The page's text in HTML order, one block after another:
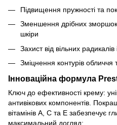
Підвищення пружності та
Зменшення дрібних зморшок
шкіри
Захист від вільних
Зміцнення контурів обличчя
Інноваційна формула
Ключ до ефективності крему:
антивікових компонентів.
вітамінів A, C та E забезпечує
максимальний догляд: